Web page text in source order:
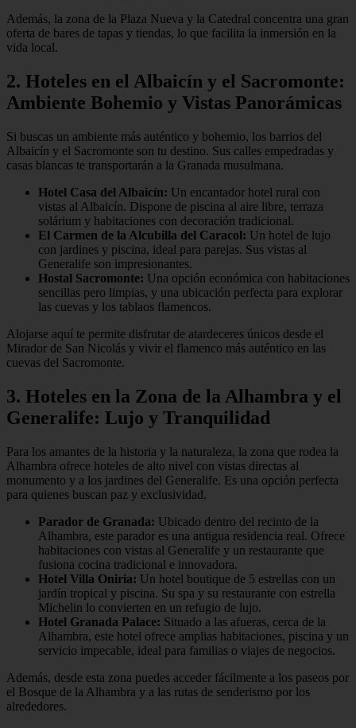
Además, la zona de la Plaza Nueva y la Catedral concentra una gran
oferta de bares de tapas y tiendas, lo que facilita la inmersión en la
vida local.
2. Hoteles en el Albaicín y el Sacromonte:
Ambiente Bohemio y Vistas Panorámicas
Si buscas un ambiente más auténtico y bohemio, los barrios del
Albaicín y el Sacromonte son tu destino. Sus calles empedradas y
casas blancas te transportarán a la Granada musulmana.
Hotel Casa del Albaicín: Un encantador hotel rural con
vistas al Albaicín. Dispone de piscina al aire libre, terraza
solárium y habitaciones con decoración tradicional.
El Carmen de la Alcubilla del Caracol: Un hotel de lujo
con jardines y piscina, ideal para parejas. Sus vistas al
Generalife son impresionantes.
Hostal Sacromonte: Una opción económica con habitaciones
sencillas pero limpias, y una ubicación perfecta para explorar
las cuevas y los tablaos flamencos.
Alojarse aquí te permite disfrutar de atardeceres únicos desde el
Mirador de San Nicolás y vivir el flamenco más auténtico en las
cuevas del Sacromonte.
3. Hoteles en la Zona de la Alhambra y el
Generalife: Lujo y Tranquilidad
Para los amantes de la historia y la naturaleza, la zona que rodea la
Alhambra ofrece hoteles de alto nivel con vistas directas al
monumento y a los jardines del Generalife. Es una opción perfecta
para quienes buscan paz y exclusividad.
Parador de Granada: Ubicado dentro del recinto de la
Alhambra, este parador es una antigua residencia real. Ofrece
habitaciones con vistas al Generalife y un restaurante que
fusiona cocina tradicional e innovadora.
Hotel Villa Oniria: Un hotel boutique de 5 estrellas con un
jardín tropical y piscina. Su spa y su restaurante con estrella
Michelin lo convierten en un refugio de lujo.
Hotel Granada Palace: Situado a las afueras, cerca de la
Alhambra, este hotel ofrece amplias habitaciones, piscina y un
servicio impecable, ideal para familias o viajes de negocios.
Además, desde esta zona puedes acceder fácilmente a los paseos por
el Bosque de la Alhambra y a las rutas de senderismo por los
alrededores.